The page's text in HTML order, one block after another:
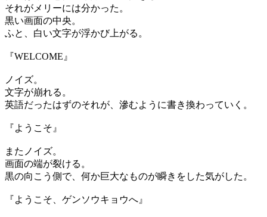
それがメリーには分かった。
黒い画面の中央。
ふと、白い文字が浮かび上がる。
『WELCOME』
ノイズ。
文字が崩れる。
英語だったはずのそれが、滲むように書き換わっていく。
『ようこそ』
またノイズ。
画面の端が裂ける。
黒の向こう側で、何か巨大なものが瞬きをした気がした。
『ようこそ、ゲンソウキョウへ』